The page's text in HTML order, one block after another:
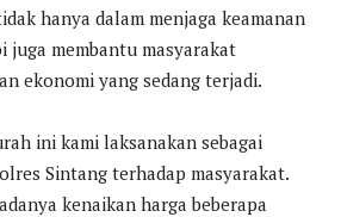
hanya dalam menjaga keamanan
juga membantu masyarakat
ekonomi yang sedang terjadi.
ini kami laksanakan sebagai
Sintang terhadap masyarakat.
kenaikan harga beberapa